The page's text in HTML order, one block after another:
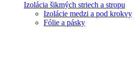
Izolácia šikmých striech a stropu
Izolácie medzi a pod krokvy
Fólie a pásky